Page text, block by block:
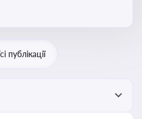
об’єктів
публікації